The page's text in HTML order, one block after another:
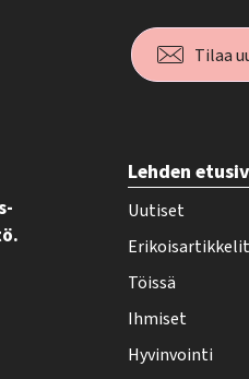
Tilaa
e
h
y
-
l
e
Lehden
Uutiset
Erikoisartikkelit
Töissä
Ihmiset
Hyvinvointi